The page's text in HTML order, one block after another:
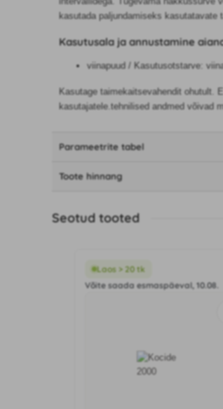
kasutada paljundamiseks kasutatavate
Kasutusala ja annustamine
viinapuud / Kasutusotstarve:
Kasutage taimekaitsevahendit ohutult.
kasutajatele.tehnilised andmed võivad
Parameetrite tabel
Toote hinnang
Seotud tooted
Laos > 20 tk
Võite saada esmaspäeval, 10.08.